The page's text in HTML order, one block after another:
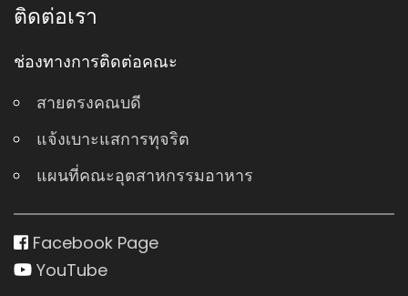
ติดต่อเรา
ช่องทางการติดต่อคณะ
สายตรงคณบดี
แจ้งเบาะแสการทุจริต
แผนที่คณะอุตสาหกรรมอาหาร
Facebook Page
YouTube